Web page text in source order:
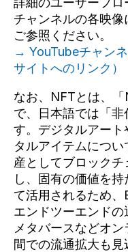
チャンネルの各映像
ご参照ください。
→ YouTubeチャン
サイトへのリンク）
なお、NFTとは、
で、日本語では「
す。デジタルアー
タルアイテムにつ
産としてブロック
し、固有の価値を
て活用されるため
エンドツーエンドの
メタバースなどオ
間での流通拡大も見